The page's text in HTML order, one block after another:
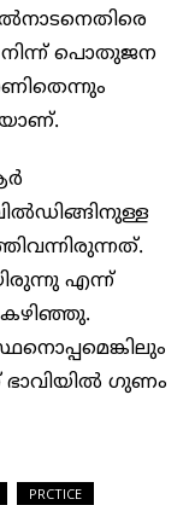
നിന്ന് പൊതുജന
എന്ന്
ഭാവിയില്‍ ഗുണം
PRCTICE